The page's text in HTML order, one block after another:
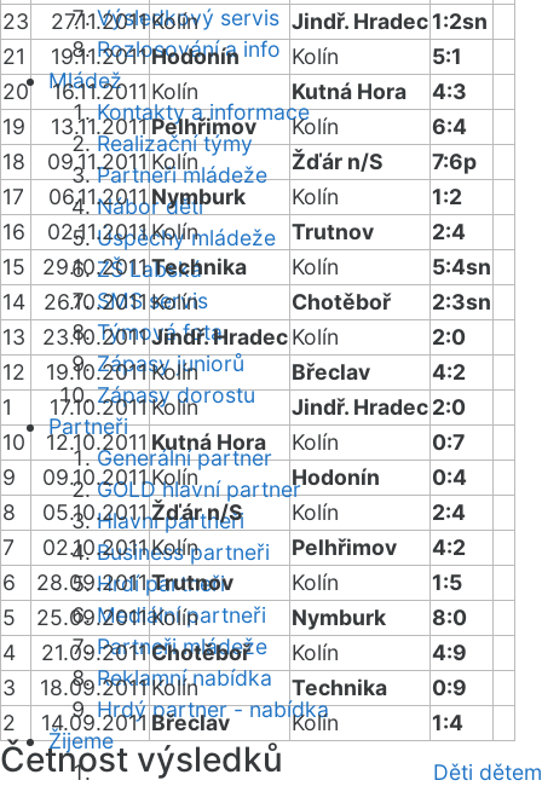
Výsledkový servis
Rozlosování a info
Mládež
Kontakty a informace
Realizační týmy
Partneři mládeže
Nábor dětí
Úspěchy mládeže
ZŠ Labská
SMS servis
Týmová fota
Zápasy juniorů
Zápasy dorostu
Partneři
Generální partner
GOLD hlavní partner
Hlavní partneři
Business partneři
Hrdí partneři
Mediální partneři
Partneři mládeže
Reklamní nabídka
Hrdý partner - nabídka
Žijeme
Děti dětem
23
27.11.2011Kolín Jindř. Hradec1:2sn
21
19.11.2011Hodonín Kolín
5:1
20
16.11.2011 Kolín Kutná Hora
4:3
19
13.11.2011Pelhřimov Kolín
6:4
18
09.11.2011 Kolín Žďár n/S
7:6p
17
06.11.2011 Nymburk Kolín
1:2
16
02.11.2011Kolín Trutnov
2:4
15
29.10.2011Technika Kolín
5:4sn
14
26.10.2011 Kolín Chotěboř
2:3sn
13
23.10.2011Jindř. HradecKolín
2:0
12
19.10.2011Kolín Břeclav
4:2
1
17.10.2011Kolín Jindř. Hradec2:0
10
12.10.2011 Kutná Hora Kolín
0:7
9
09.10.2011Kolín Hodonín
0:4
8
05.10.2011Žďár n/S Kolín
2:4
7
02.10.2011Kolín Pelhřimov
4:2
6
28.09.2011Trutnov Kolín
1:5
5
25.09.2011 Kolín Nymburk
8:0
4
21.09.2011Chotěboř Kolín
4:9
3
18.09.2011Kolín Technika
0:9
2
14.09.2011 Břeclav Kolín 1:4
Četnost výsledků